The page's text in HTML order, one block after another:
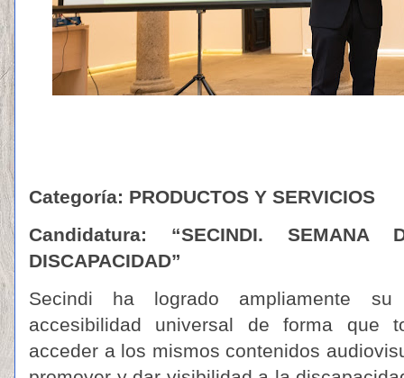
Categoría: PRODUCTOS Y SERVICIOS
Candidatura:
“SECINDI. SEMANA
DISCAPACIDAD”
Secindi ha logrado ampliamente
accesibilidad universal de forma que
acceder a los mismos contenidos